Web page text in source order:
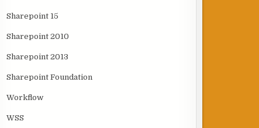
Sharepoint 15
Sharepoint 2010
Sharepoint 2013
Sharepoint Foundation
Workflow
WSS